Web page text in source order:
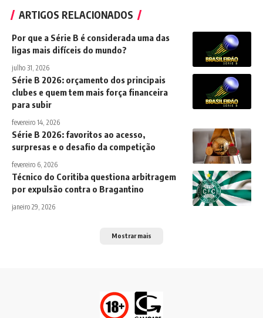
ARTIGOS RELACIONADOS
Por que a Série B é considerada uma das
ligas mais difíceis do mundo?
julho 31, 2026
Série B 2026: orçamento dos principais
clubes e quem tem mais força financeira
para subir
fevereiro 14, 2026
Série B 2026: favoritos ao acesso,
surpresas e o desafio da competição
fevereiro 6, 2026
Técnico do Coritiba questiona arbitragem
por expulsão contra o Bragantino
janeiro 29, 2026
Mostrar mais